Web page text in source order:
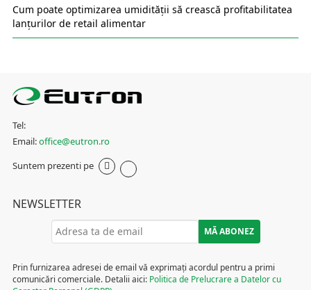
Cum poate optimizarea umidității să crească profitabilitatea
lanțurilor de retail alimentar
Tel:
Email:office@eutron.ro
Suntem prezenti pe
NEWSLETTER
Prin furnizarea adresei de email vă exprimați acordul pentru a primi
comunicări comerciale. Detalii aici: Politica de Prelucrare a Datelor cu